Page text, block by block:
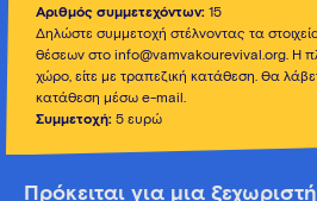
Αριθμός συμμετεχόντων: 15
Δηλώστε συμμετοχή στέλνοντας τα
θέσεων στο info@vamvakourevival.org. Η
χώρο, είτε με τραπεζική κατάθεση. Θα
κατάθεση μέσω e-mail.
Συμμετοχή: 5 ευρώ
Πρόκειται για μια